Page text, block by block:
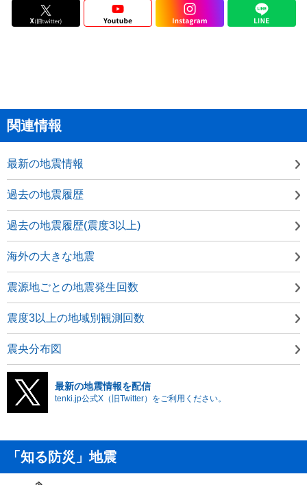
関連情報
最新の地震情報
過去の地震履歴
過去の地震履歴(震度3以上)
海外の大きな地震
震源地ごとの地震発生回数
震度3以上の地域別観測回数
震央分布図
最新の地震情報を配信
tenki.jp公式X（旧Twitter）をご利用ください。
「知る防災」地震